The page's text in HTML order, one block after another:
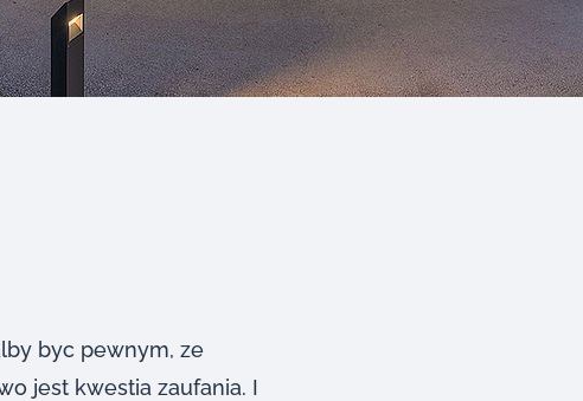
byc pewnym, ze
jest kwestia zaufania. I